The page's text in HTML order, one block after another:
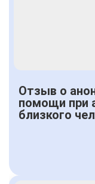
Отзыв о
помощи при
близкого